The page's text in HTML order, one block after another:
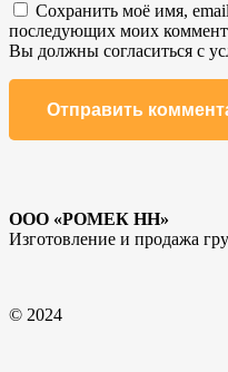
Сохранить моё имя,
последующих моих
Вы должны согласиться с
Отправить
ООО «РОМЕК НН»
Изготовление и продажа
© 2024